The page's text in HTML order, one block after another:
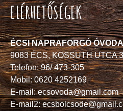
ELÉRHETŐSÉGEK
ÉCSI NAPRAFORGÓ
9083 ÉCS, KOSSUTH UTCA
Telefon: 96/ 473-305
Mobil: 0620 4252169
E-mail: ecsovoda@gmail.com
E-mail2: